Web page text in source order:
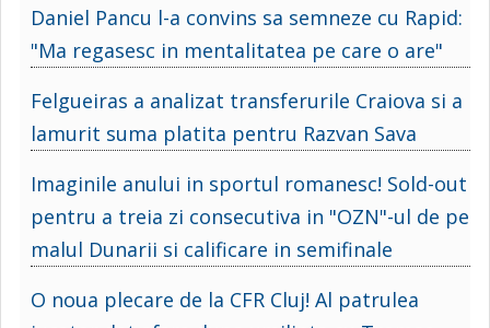
Daniel Pancu l-a convins sa semneze cu Rapid:
"Ma regasesc in mentalitatea pe care o are"
Felgueiras a analizat transferurile Craiova si a
lamurit suma platita pentru Razvan Sava
Imaginile anului in sportul romanesc! Sold-out
pentru a treia zi consecutiva in "OZN"-ul de pe
malul Dunarii si calificare in semifinale
O noua plecare de la CFR Cluj! Al patrulea